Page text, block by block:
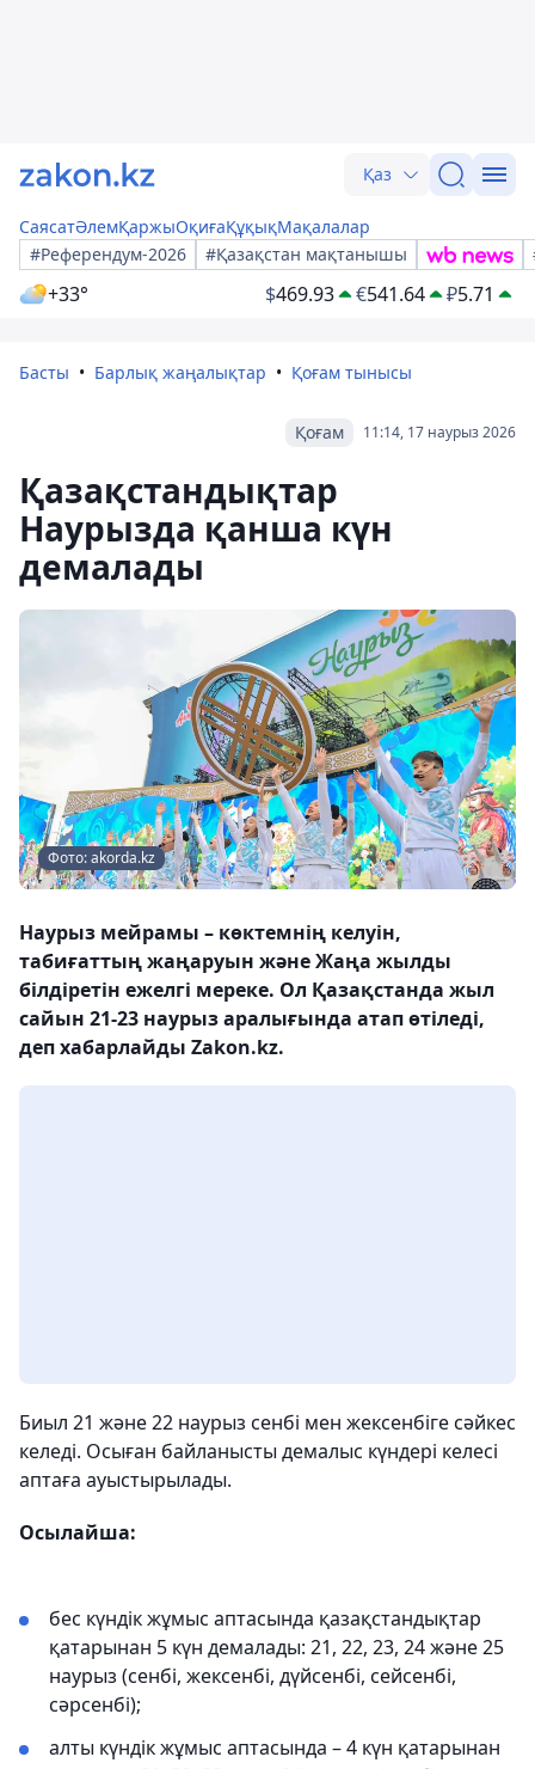
Қаз
СаясатӘлемҚаржыОқиғаҚұқықМақалалар
#Референдум-2026
#Қазақстан мақтанышы
+33° $469.93 €541.64 ₽5.71
Басты Барлық жаңалықтар Қоғам тынысы
11:14, 17 наурыз 2026
Қоғам
Қазақстандықтар
Наурызда қанша күн
демалады
Фото: akorda.kz
Наурыз мейрамы – көктемнің келуін,
табиғаттың жаңаруын және Жаңа жылды
білдіретін ежелгі мереке. Ол Қазақстанда жыл
сайын 21-23 наурыз аралығында атап өтіледі,
деп хабарлайды Zakon.kz.
Биыл 21 және 22 наурыз сенбі мен жексенбіге сәйкес
келеді. Осыған байланысты демалыс күндері келесі
аптаға ауыстырылады.
Осылайша:
бес күндік жұмыс аптасында қазақстандықтар
қатарынан 5 күн демалады: 21, 22, 23, 24 және 25
наурыз (сенбі, жексенбі, дүйсенбі, сейсенбі,
сәрсенбі);
алты күндік жұмыс аптасында – 4 күн қатарынан